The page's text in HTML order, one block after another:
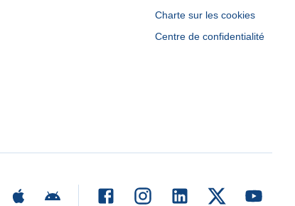
Charte sur les cookies
Centre de confidentialité